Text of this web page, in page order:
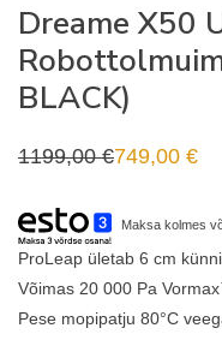
Dreame X50
BLACK)
1199,00€
Algne
1199,00 €.
749,00 €
Praegune
749,00 €.
Maksa kolmes
ProLeap ületab 6 cm
Võimas 20 000 Pa
Pese mopipatju 80°C